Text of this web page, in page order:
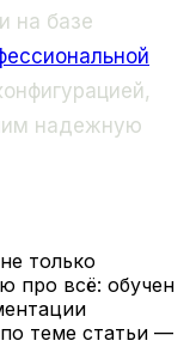
на базе
надежную
только
про всё: обучен
теме статьи —